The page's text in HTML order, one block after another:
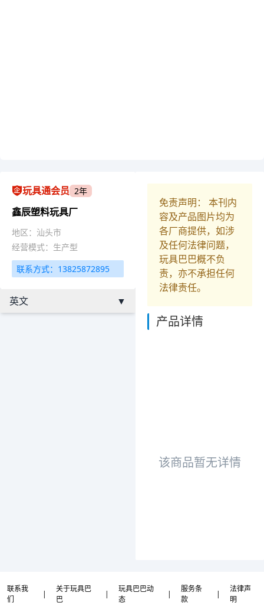
玩具通会员 2年
鑫辰塑料玩具厂
地区：汕头市
经营模式：生产型
联系方式：13825872895
英文 ▼
免责声明： 本刊内
容及产品图片均为
各厂商提供，如涉
及任何法律问题，
玩具巴巴概不负
责，亦不承担任何
法律责任。
产品详情
该商品暂无详情
联系我
们
|
关于玩具巴
巴
|
玩具巴巴动
态
|
服务条
款
|
法律声
明